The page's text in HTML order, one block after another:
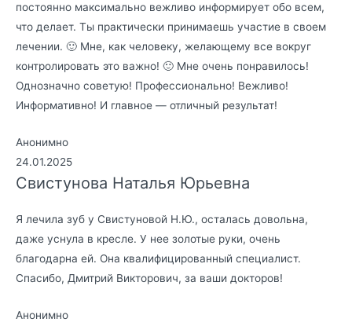
постоянно максимально вежливо информирует обо всем,
что делает. Ты практически принимаешь участие в своем
лечении. 🙂 Мне, как человеку, желающему все вокруг
контролировать это важно! 🙂 Мне очень понравилось!
Однозначно советую! Профессионально! Вежливо!
Информативно! И главное — отличный результат!
Анонимно
24.01.2025
Свистунова Наталья Юрьевна
Я лечила зуб у Свистуновой Н.Ю., осталась довольна,
даже уснула в кресле. У нее золотые руки, очень
благодарна ей. Она квалифицированный специалист.
Спасибо, Дмитрий Викторович, за ваши докторов!
Анонимно